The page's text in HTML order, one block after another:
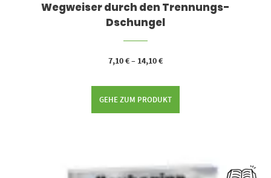
Wegweiser durch den Trennungs-
Dschungel
7,10€– 14,10€
GEHE ZUM PRODUKT